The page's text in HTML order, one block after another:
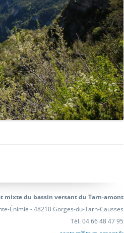
mixte du bassin versant du Tarn-amont
Énimie - 48210 Gorges-du-Tarn-Causses
Tél. 04 66 48 47 95